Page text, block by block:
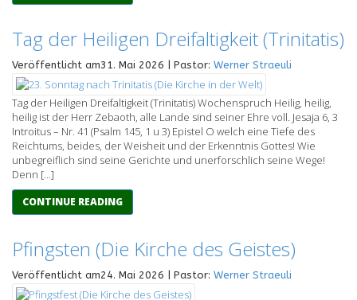
Tag der Heiligen Dreifaltigkeit (Trinitatis)
Veröffentlicht am31. Mai 2026 | Pastor: Werner Straeuli
Tag der Heiligen Dreifaltigkeit (Trinitatis) Wochenspruch Heilig, heilig,
heilig ist der Herr Zebaoth, alle Lande sind seiner Ehre voll. Jesaja 6, 3
Introitus – Nr. 41 (Psalm 145, 1 u 3) Epistel O welch eine Tiefe des
Reichtums, beides, der Weisheit und der Erkenntnis Gottes! Wie
unbegreiflich sind seine Gerichte und unerforschlich seine Wege!
Denn […]
CONTINUE READING
Pfingsten (Die Kirche des Geistes)
Veröffentlicht am24. Mai 2026 | Pastor: Werner Straeuli